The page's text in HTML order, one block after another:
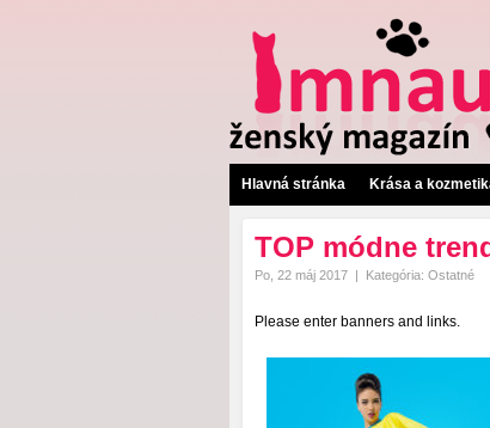
Hlavná stránka Krása a
TOP módne
Po, 22 máj 2017 | Kategória: Ostatné
Please enter banners and links.